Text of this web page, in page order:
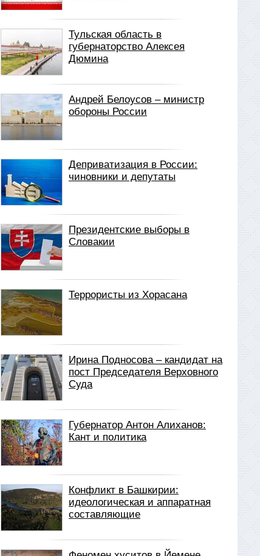
Тульская область в
губернаторство Алексея
Дюмина
Андрей Белоусов – министр
обороны России
Деприватизация в России:
чиновники и депутаты
Президентские выборы в
Словакии
Террористы из Хорасана
Ирина Подносова – кандидат на
пост Председателя Верховного
Суда
Губернатор Антон Алиханов:
Кант и политика
Конфликт в Башкирии:
идеологическая и аппаратная
составляющие